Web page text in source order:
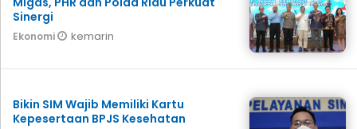
Sinergi
Ekonomi kemarin
Bikin SIM Wajib Memiliki Kartu
Kepesertaan BPJS Kesehatan